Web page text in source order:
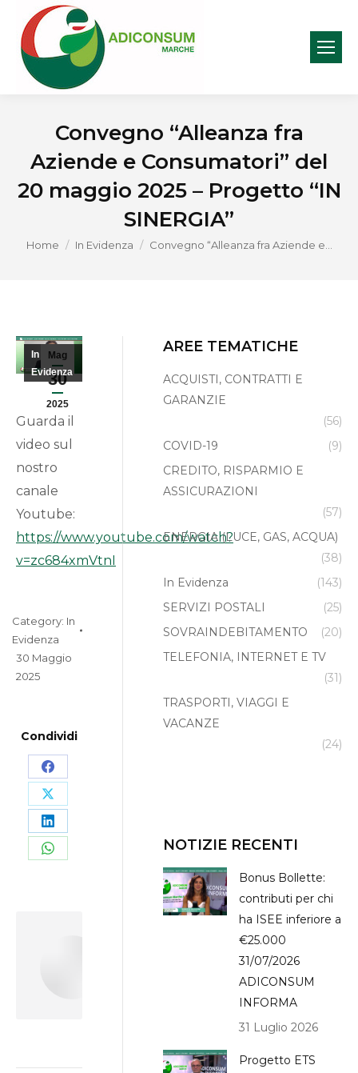
Convegno “Alleanza fra
Aziende e Consumatori” del
20 maggio 2025 – Progetto “IN
SINERGIA”
You are here:
Home In Evidenza Convegno “Alleanza fra Aziende e…
Mag
30
2025
In
Evidenza
Guarda il
video sul
nostro
canale
Youtube:
https://www.youtube.com/watch?
v=zc684xmVtnI
Category: In
Evidenza
30 Maggio
2025
Condividi
Share
on
Facebook
Share
on
X
Share
on
Share
Leonardo
AREE TEMATICHE
ACQUISTI, CONTRATTI E
GARANZIE
(56)
COVID-19
(9)
CREDITO, RISPARMIO E
ASSICURAZIONI
(57)
ENERGIA (LUCE, GAS, ACQUA)
(38)
In Evidenza
(143)
SERVIZI POSTALI
(25)
SOVRAINDEBITAMENTO
(20)
TELEFONIA, INTERNET E TV
(31)
TRASPORTI, VIAGGI E
VACANZE
(24)
NOTIZIE RECENTI
Bonus Bollette:
contributi per chi
ha ISEE inferiore a
€25.000
31/07/2026
ADICONSUM
INFORMA
31 Luglio 2026
Progetto ETS